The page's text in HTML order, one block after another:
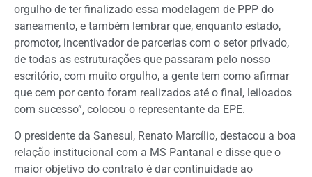
orgulho de ter finalizado essa modelagem de PPP do
saneamento, e também lembrar que, enquanto estado,
promotor, incentivador de parcerias com o setor privado,
de todas as estruturações que passaram pelo nosso
escritório, com muito orgulho, a gente tem como afirmar
que cem por cento foram realizados até o final, leiloados
com sucesso”, colocou o representante da EPE.
O presidente da Sanesul, Renato Marcílio, destacou a boa
relação institucional com a MS Pantanal e disse que o
maior objetivo do contrato é dar continuidade ao